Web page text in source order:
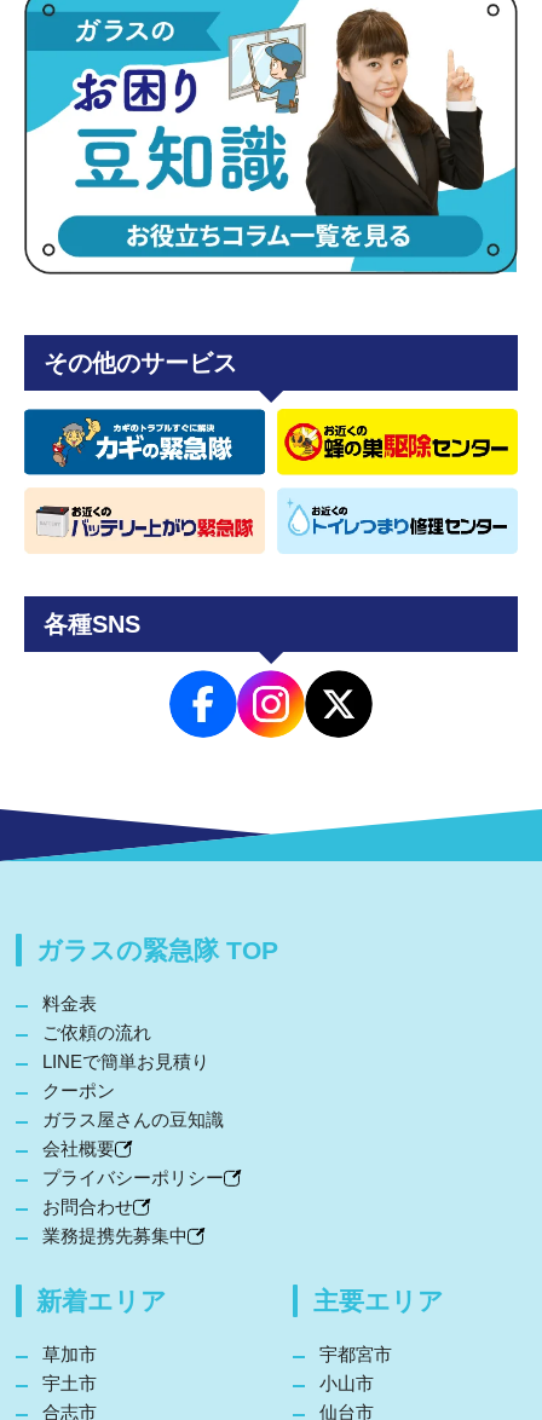
その他のサービス
各種SNS
ガラスの緊急隊 TOP
料金表
ご依頼の流れ
LINEで簡単お見積り
クーポン
ガラス屋さんの豆知識
会社概要
プライバシーポリシー
お問合わせ
業務提携先募集中
新着エリア
草加市
宇土市
合志市
主要エリア
宇都宮市
小山市
仙台市